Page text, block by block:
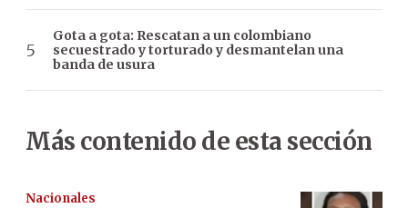
Gota a gota: Rescatan a un colombiano
secuestrado y torturado y desmantelan una
banda de usura
Más contenido de esta sección
Nacionales